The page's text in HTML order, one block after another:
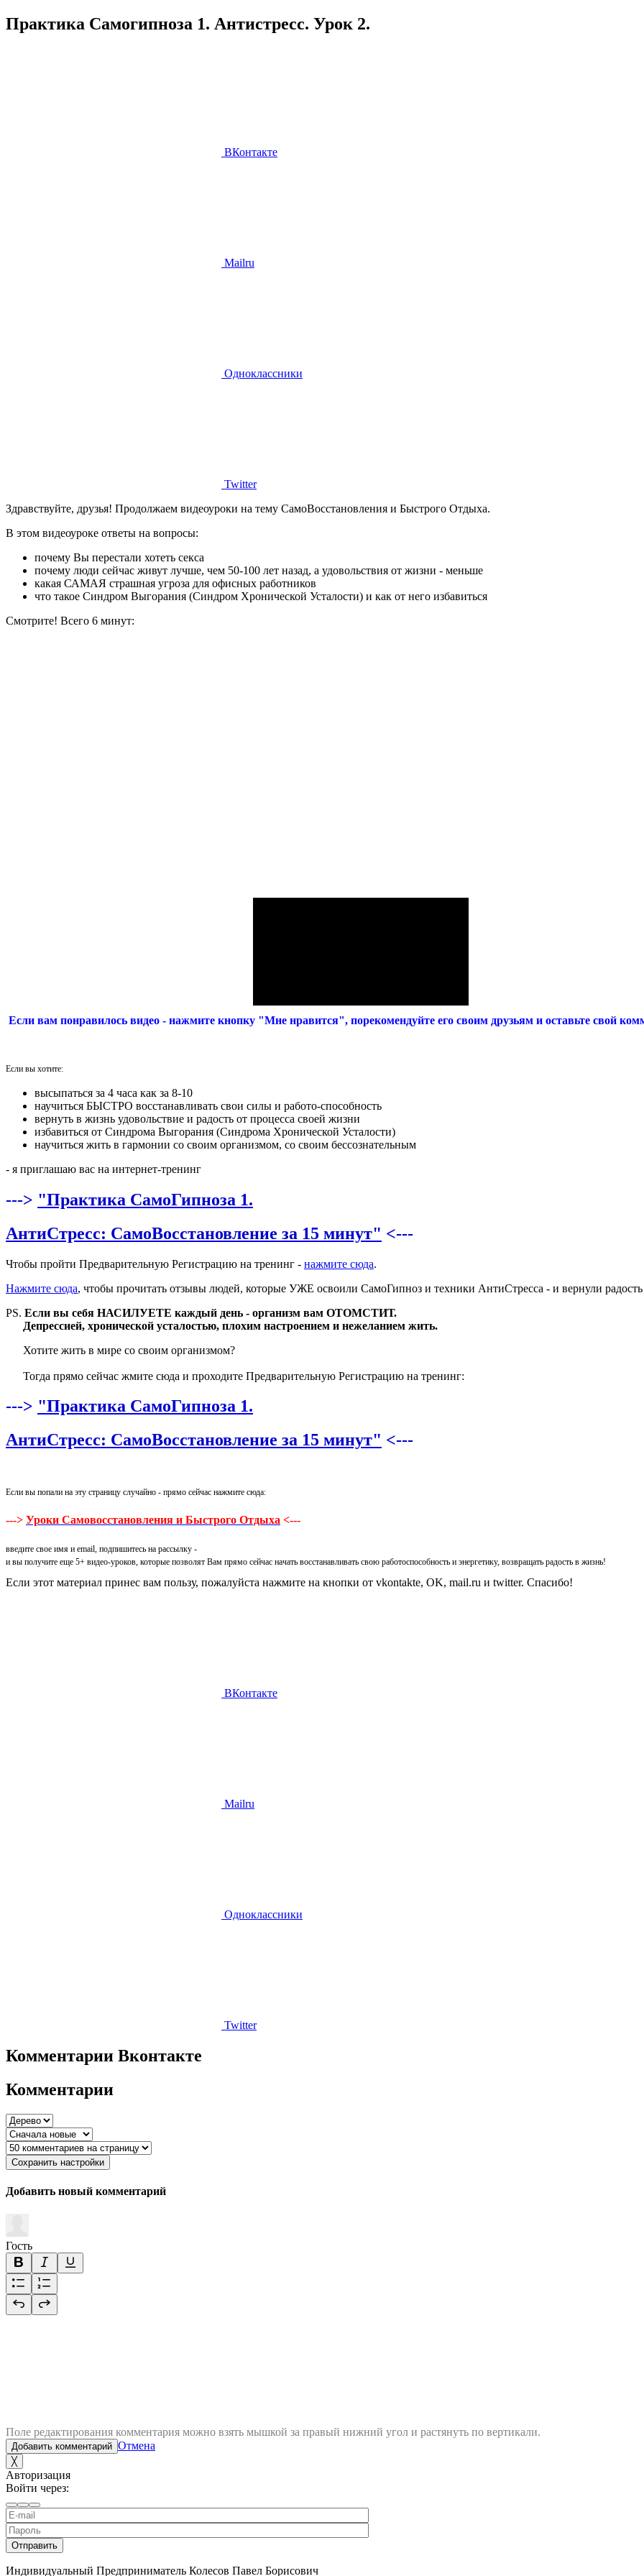
Практика Самогипноза 1. Антистресс. Урок 2.
ВКонтакте
Mailru
Одноклассники
Twitter
Здравствуйте, друзья! Продолжаем видеоуроки на тему СамоВосстановления и Быстрого Отдыха.
В этом видеоуроке ответы на вопросы:
почему Вы перестали хотеть секса
почему люди сейчас живут лучше, чем 50-100 лет назад, а удовольствия от жизни - меньше
какая САМАЯ страшная угроза для офисных работников
что такое Синдром Выгорания (Синдром Хронической Усталости) и как от него избавиться
Смотрите! Всего 6 минут:
Если вам понравилось видео - нажмите кнопку "Мне нравится", порекомендуйте его своим друзьям и оставьте свой
Если вы хотите:
высыпаться за 4 часа как за 8-10
научиться БЫСТРО восстанавливать свои силы и работо-способность
вернуть в жизнь удовольствие и радость от процесса своей жизни
избавиться от Синдрома Выгорания (Синдрома Хронической Усталости)
научиться жить в гармонии со своим организмом, со своим бессознательным
- я приглашаю вас на интернет-тренинг
---> "Практика СамоГипноза 1.
АнтиСтресс: СамоВосстановление за 15 минут" <---
Чтобы пройти Предварительную Регистрацию на тренинг - нажмите сюда.
Нажмите сюда, чтобы прочитать отзывы людей, которые УЖЕ освоили СамоГипноз и техники АнтиСтресса - и вернули
PS. Если вы себя НАСИЛУЕТЕ каждый день - организм вам ОТОМСТИТ.
Депрессией, хронической усталостью, плохим настроением и нежеланием жить.
Хотите жить в мире со своим организмом?
Тогда прямо сейчас жмите сюда и проходите Предварительную Регистрацию на тренинг:
---> "Практика СамоГипноза 1.
АнтиСтресс: СамоВосстановление за 15 минут" <---
Если вы попали на эту страницу случайно - прямо сейчас нажмите сюда:
---> Уроки Самовосстановления и Быстрого Отдыха <---
введите свое имя и email, подпишитесь на рассылку -
и вы получите еще 5+ видео-уроков, которые позволят Вам прямо сейчас начать восстанавливать свою работоспособность и энергетику, возвращать радость в жизнь!
Если этот материал принес вам пользу, пожалуйста нажмите на кнопки от vkontakte, OK, mail.ru и twitter. Спасибо!
ВКонтакте
Mailru
Одноклассники
Twitter
Комментарии Вконтакте
Комментарии
Сохранить настройки
Добавить новый комментарий
Гость
Поле редактирования комментария можно взять мышкой за правый нижний угол и растянуть по вертикали.
Добавить комментарий Отмена
╳
Авторизация
Войти через:
Отправить
Индивидуальный Предприниматель Колесов Павел Борисович